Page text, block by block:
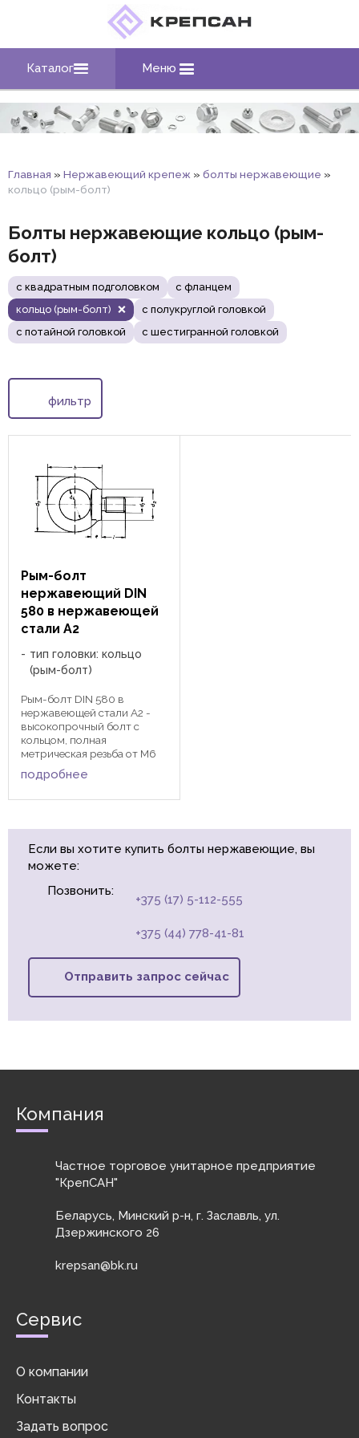
Каталог Меню
Главная » Нержавеющий крепеж » болты нержавеющие »
кольцо (рым-болт)
Болты нержавеющие кольцо (рым-
болт)
с квадратным подголовком
с фланцем
кольцо (рым-болт)
с полукруглой головкой
с потайной головкой
с шестигранной головкой
фильтр
Рым-болт
нержавеющий DIN
580 в нержавеющей
стали А2
тип головки: кольцо
(рым-болт)
Рым-болт DIN 580 в
нержавеющей стали А2 -
высокопрочный болт с
кольцом, полная
метрическая резьба от М6
до М36. Рым-болты
используются для подъема и
подробнее
Если вы хотите купить болты нержавеющие, вы
можете:
Позвонить:
+375 (17) 5-112-555
+375 (44) 778-41-81
Отправить запрос сейчас
Компания
Частное торговое унитарное предприятие
"КрепСАН"
Беларусь, Минский р-н, г. Заславль, ул.
Дзержинского 26
krepsan@bk.ru
Сервис
О компании
Контакты
Задать вопрос